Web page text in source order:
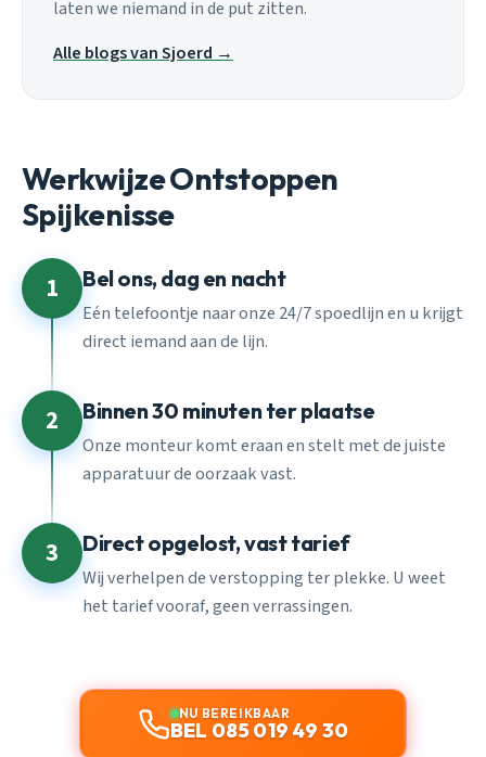
laten we niemand in de put zitten.
Alle blogs van Sjoerd →
Werkwijze Ontstoppen
Spijkenisse
1 Bel ons, dag en nacht
Eén telefoontje naar onze 24/7 spoedlijn en u krijgt
direct iemand aan de lijn.
2 Binnen 30 minuten ter plaatse
Onze monteur komt eraan en stelt met de juiste
apparatuur de oorzaak vast.
3 Direct opgelost, vast tarief
Wij verhelpen de verstopping ter plekke. U weet
het tarief vooraf, geen verrassingen.
NU BEREIKBAAR
BEL 085 019 49 30